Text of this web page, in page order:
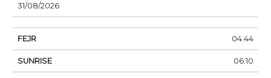
31/08/2026
04:44
06:10